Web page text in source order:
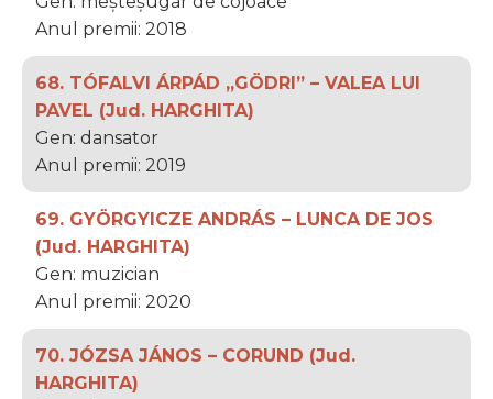
Anul premii: 2018
68. TÓFALVI ÁRPÁD „GÖDRI” – VALEA LUI
PAVEL (Jud. HARGHITA)
Gen: dansator
Anul premii: 2019
69. GYÖRGYICZE ANDRÁS – LUNCA DE JOS
(Jud. HARGHITA)
Gen: muzician
Anul premii: 2020
70. JÓZSA JÁNOS – CORUND (Jud.
HARGHITA)